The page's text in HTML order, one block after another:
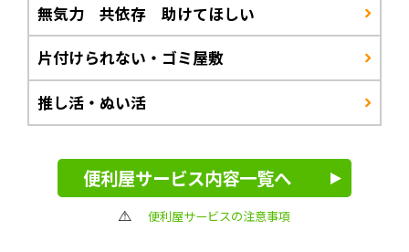
無気力 共依存 助けてほしい
片付けられない・ゴミ屋敷
推し活・ぬい活
便利屋サービス内容一覧へ
便利屋サービスの注意事項